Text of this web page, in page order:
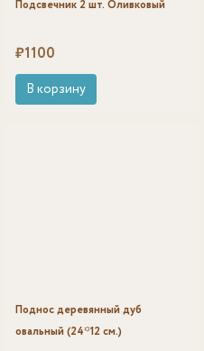
Подсвечник 2 шт. Оливковый
₽1100
В корзину
Поднос деревянный дуб
овальный (24*12 см.)